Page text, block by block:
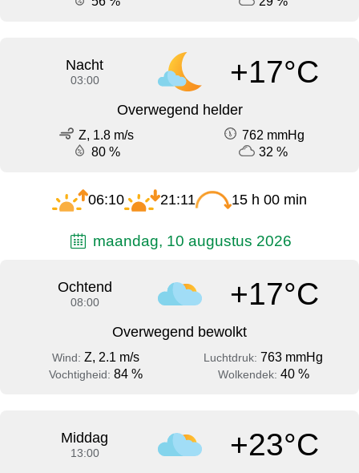
Nacht
03:00 +17°C
Overwegend helder
Z, 1.8 m/s
762 mmHg
80 %
32 %
06:10 21:11 15 h 00 min
maandag, 10 augustus 2026
Ochtend
08:00 +17°C
Overwegend bewolkt
Wind: Z, 2.1 m/s Luchtdruk: 763 mmHg
Vochtigheid: 84 % Wolkendek: 40 %
Middag
13:00 +23°C